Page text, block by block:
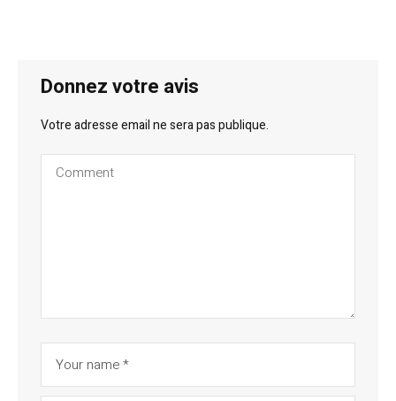
Donnez votre avis
Votre adresse email ne sera pas publique.